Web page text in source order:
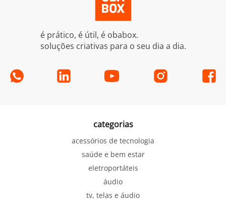
é prático, é útil, é obabox.
soluções criativas para o seu dia a dia.
categorias
acessórios de tecnologia
saúde e bem estar
eletroportáteis
áudio
tv, telas e áudio